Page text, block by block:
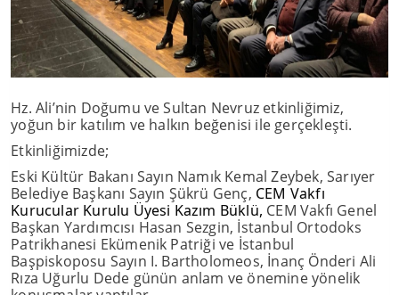
Hz. Ali’nin Doğumu ve Sultan Nevruz etkinliğimiz,
yoğun bir katılım ve halkın beğenisi ile gerçekleşti.
Etkinliğimizde;
Eski Kültür Bakanı Sayın Namık Kemal Zeybek, Sarıyer
Belediye Başkanı Sayın Şükrü Genç, CEM Vakfı
Kurucular Kurulu Üyesi Kazım Büklü, CEM Vakfı Genel
Başkan Yardımcısı Hasan Sezgin, İstanbul Ortodoks
Patrikhanesi Ekümenik Patriği ve İstanbul
Başpiskoposu Sayın I. Bartholomeos, İnanç Önderi Ali
Rıza Uğurlu Dede günün anlam ve önemine yönelik